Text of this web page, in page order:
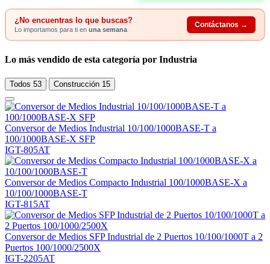
¿No encuentras lo que buscas?
Lo importamos para ti en una semana
Contáctanos →
Lo más vendido de esta categoría por Industria
Todos 53 Construcción 15
Conversor de Medios Industrial 10/100/1000BASE-T a
100/1000BASE-X SFP
IGT-805AT
Conversor de Medios Compacto Industrial 100/1000BASE-X a
10/100/1000BASE-T
IGT-815AT
Conversor de Medios SFP Industrial de 2 Puertos 10/100/1000T a 2
Puertos 100/1000/2500X
IGT-2205AT